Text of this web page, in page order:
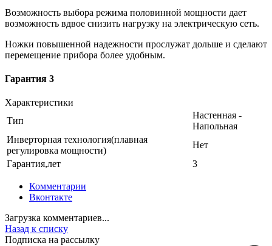
Возможность выбора режима половинной мощности дает
возможность вдвое снизить нагрузку на электрическую сеть.
Ножки повышенной надежности прослужат дольше и сделают
перемещение прибора более удобным.
Гарантия 3
Характеристики
Тип
Настенная -
Напольная
Инверторная технология(плавная
регулировка мощности)
Нет
Гарантия,лет
3
Комментарии
Вконтакте
Загрузка комментариев...
Назад к списку
Подписка на рассылку